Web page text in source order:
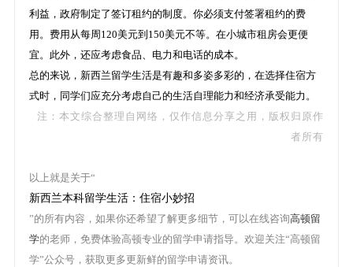
利益，政府制定了签订租约的制度。你必须支付签署租约的费
用。费用从每周120美元到150美元不等。在小城市租房会更便
宜。此外，还应考虑食品、电力和电话的成本。
总的来说，新西兰留学生活是有趣和多姿多彩的，在选择住宿方
式时，同学们应充分考虑自己的生活自理能力和经济承受能力。
注：本文综合整理自网络，仅作信息分享之用，版权归原作
者所有
以上就是关于“
新西兰本科留学生活：住宿小妙招
”的所有内容，如果你还希望了解更多细节，可以在线咨询高顿留
学的老师，免费体验高顿专业的留学申请指导。欢迎关注“高顿留
学”公众号，获取更多更新鲜的留学申请资讯。